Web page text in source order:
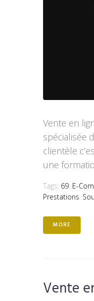
Vente en
spécialisée
clientèle
une
Tags: 69, E-
Prestations,
MORE
Vente